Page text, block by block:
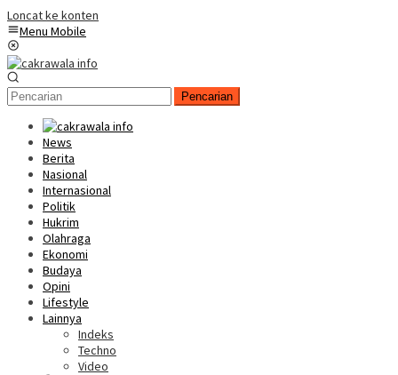
Loncat ke konten
Menu Mobile
Pencarian
News
Berita
Nasional
Internasional
Politik
Hukrim
Olahraga
Ekonomi
Budaya
Opini
Lifestyle
Lainnya
Indeks
Techno
Video